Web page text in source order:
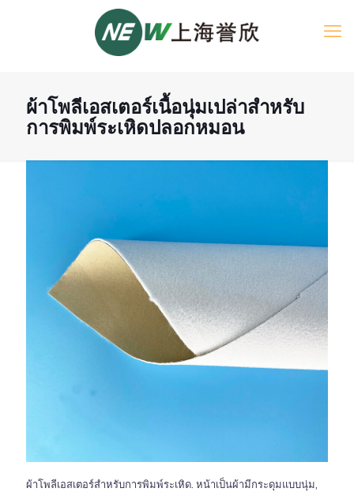
ผ้าโพลีเอสเตอร์เนื้อนุ่มเปล่าสำหรับ
การพิมพ์ระเหิดปลอกหมอน
ผ้าโพลีเอสเตอร์สำหรับการพิมพ์ระเหิด. หน้าเป็นผ้ามีกระดุมแบบนุ่ม,